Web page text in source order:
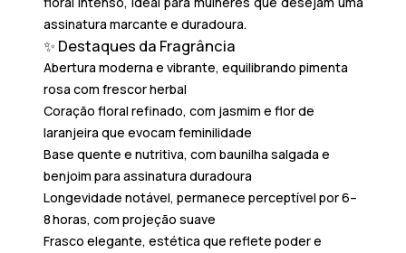
assinatura marcante e duradoura.
✨ Destaques da Fragrância
Abertura moderna e vibrante, equilibrando pimenta
rosa com frescor herbal
Coração floral refinado, com jasmim e flor de
laranjeira que evocam feminilidade
Base quente e nutritiva, com baunilha salgada e
benjoim para assinatura duradoura
Longevidade notável, permanece perceptível por 6–
8 horas, com projeção suave
Frasco elegante, estética que reflete poder e